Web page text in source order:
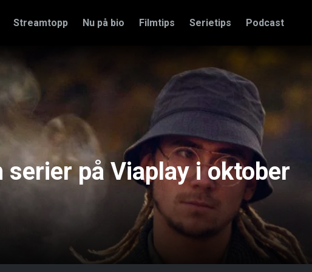
Streamtopp Nu på bio Filmtips Serietips Podcast
på Viaplay i oktober